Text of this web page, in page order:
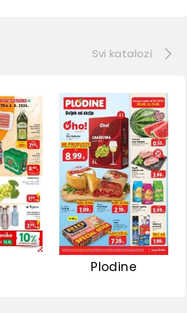
Svi katalozi
Plodine